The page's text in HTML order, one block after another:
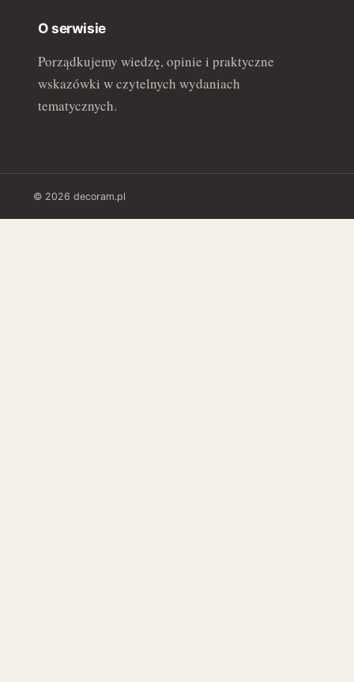
O serwisie
Porządkujemy wiedzę, opinie i praktyczne
wskazówki w czytelnych wydaniach
tematycznych.
© 2026 decoram.pl